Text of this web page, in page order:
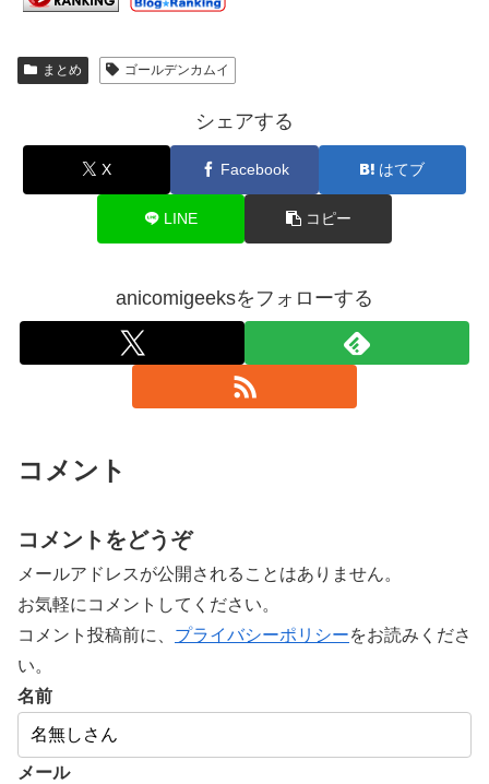
まとめ ゴールデンカムイ
シェアする
X Facebook はてブ
LINE コピー
anicomigeeksをフォローする
コメント
コメントをどうぞ
メールアドレスが公開されることはありません。
お気軽にコメントしてください。
コメント投稿前に、 プライバシーポリシーをお読みくださ
い。
名前
メール